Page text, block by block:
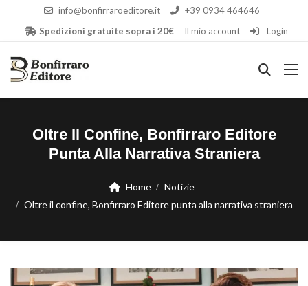
info@bonfirraroeditore.it
+39 0934 464646
Spedizioni gratuite sopra i 20€
Il mio account Login
Oltre Il Confine, Bonfirraro Editore
Punta Alla Narrativa Straniera
Home
Notizie
Oltre il confine, Bonfirraro Editore punta alla narrativa straniera